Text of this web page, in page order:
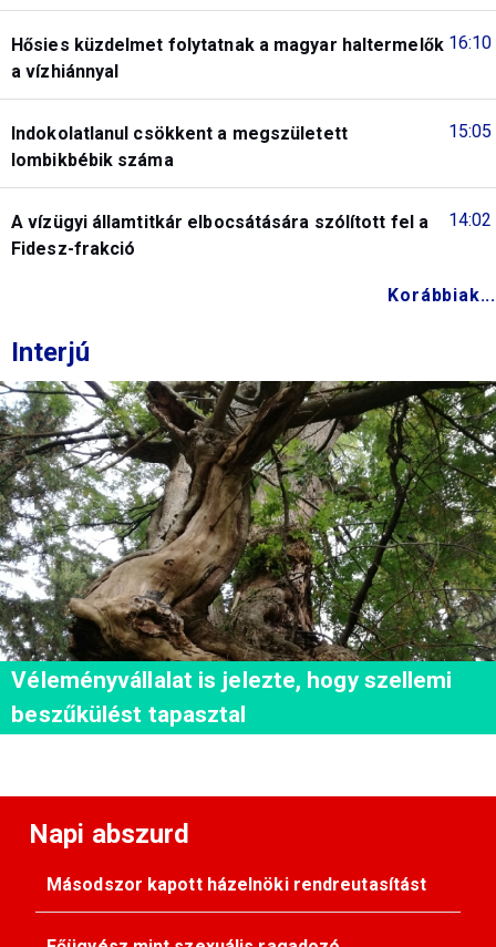
16:10
Hősies küzdelmet folytatnak a magyar haltermelők
a vízhiánnyal
15:05
Indokolatlanul csökkent a megszületett
lombikbébik száma
14:02
A vízügyi államtitkár elbocsátására szólított fel a
Fidesz-frakció
Korábbiak...
Interjú
Véleményvállalat is jelezte, hogy szellemi
beszűkülést tapasztal
Napi abszurd
Másodszor kapott házelnöki rendreutasítást